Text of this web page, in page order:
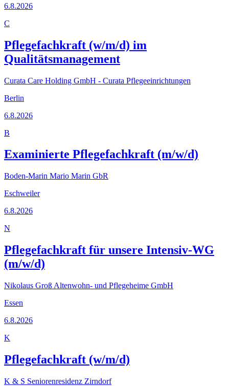
6.8.2026
C
Pflegefachkraft (w/m/d) im
Qualitätsmanagement
Curata Care Holding GmbH - Curata Pflegeeinrichtungen
Berlin
6.8.2026
B
Examinierte Pflegefachkraft (m/w/d)
Boden-Marin Mario Marin GbR
Eschweiler
6.8.2026
N
Pflegefachkraft für unsere Intensiv-WG
(m/w/d)
Nikolaus Groß Altenwohn- und Pflegeheime GmbH
Essen
6.8.2026
K
Pflegefachkraft (w/m/d)
K & S Seniorenresidenz Zirndorf